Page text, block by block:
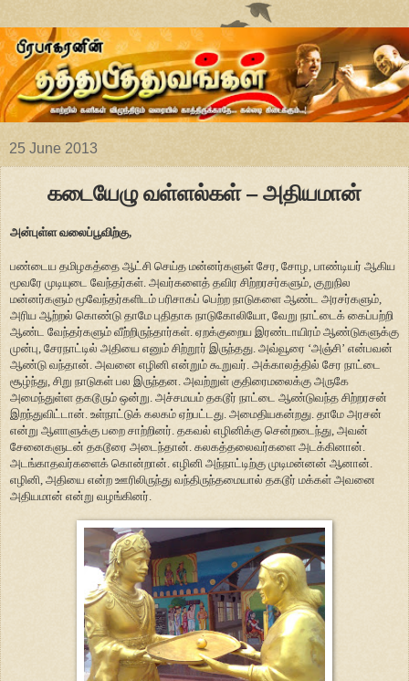
25 June 2013
கடையேழு வள்ளல்கள் – அதியமான்
அன்புள்ள வலைப்பூவிற்கு,
பண்டைய தமிழகத்தை ஆட்சி செய்த மன்னர்களுள் சேர, சோழ, பாண்டியர் ஆகிய
மூவரே முடியுடை வேந்தர்கள். அவர்களைத் தவிர சிற்றரசர்களும், குறுநில
மன்னர்களும் மூவேந்தர்களிடம் பரிசாகப் பெற்ற நாடுகளை ஆண்ட அரசர்களும்,
அரிய ஆற்றல் கொண்டு தாமே புதிதாக நாடுகோலியோ, வேறு நாட்டைக் கைப்பற்றி
ஆண்ட வேந்தர்களும் வீற்றிருந்தார்கள். ஏறக்குறைய இரண்டாயிரம் ஆண்டுகளுக்கு
முன்பு, சேரநாட்டில் அதியை எனும் சிற்றூர் இருந்தது. அவ்வூரை ‘அஞ்சி’ என்பவன்
ஆண்டு வந்தான். அவனை எழினி என்றும் கூறுவர். அக்காலத்தில் சேர நாட்டை
சூழ்ந்து, சிறு நாடுகள் பல இருந்தன. அவற்றுள் குதிரைமலைக்கு அருகே
அமைந்துள்ள தகடூரும் ஒன்று. அச்சமயம் தகடூர் நாட்டை ஆண்டுவந்த சிற்றரசன்
இறந்துவிட்டான். உள்நாட்டுக் கலகம் ஏற்பட்டது. அமைதியகன்றது. தாமே அரசன்
என்று ஆளாளுக்கு பறை சாற்றினர். தகவல் எழினிக்கு சென்றடைந்து, அவன்
சேனைகளுடன் தகடூரை அடைந்தான். கலகத்தலைவர்களை அடக்கினான்.
அடங்காதவர்களைக் கொன்றான். எழினி அந்நாட்டிற்கு முடிமன்னன் ஆனான்.
எழினி, அதியை என்ற ஊரிலிருந்து வந்திருந்தமையால் தகடூர் மக்கள் அவனை
அதியமான் என்று வழங்கினர்.